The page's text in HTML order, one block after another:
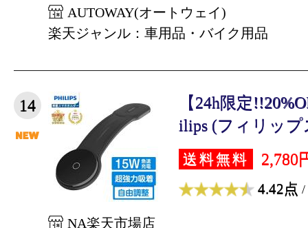
AUTOWAY(オートウェイ)
楽天ジャンル：車用品・バイク用品
14
【24h限定
ilips (フィリッ
送料無料 2,780
4.42点 /
NA楽天市場店